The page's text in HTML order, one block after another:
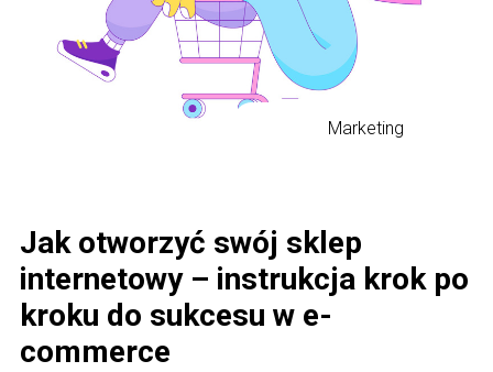
Marketing
Jak otworzyć swój sklep
internetowy – instrukcja krok po
kroku do sukcesu w e-
commerce